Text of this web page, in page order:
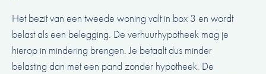
Het bezit van een tweede woning valt in box 3 en wordt
belast als een belegging. De verhuurhypotheek mag je
hierop in mindering brengen. Je betaalt dus minder
belasting dan met een pand zonder hypotheek. De